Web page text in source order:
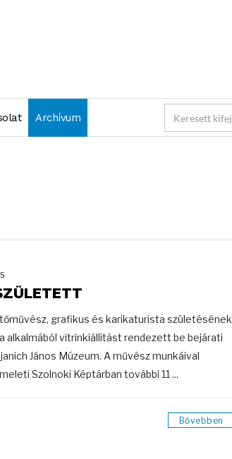
Archívum
grafikus és karikaturista születésének
alkalmából vitrinkiállítást rendezett be bejárati
János Múzeum. A művész munkáival
Szolnoki Képtárban további 11 ...
Bővebben